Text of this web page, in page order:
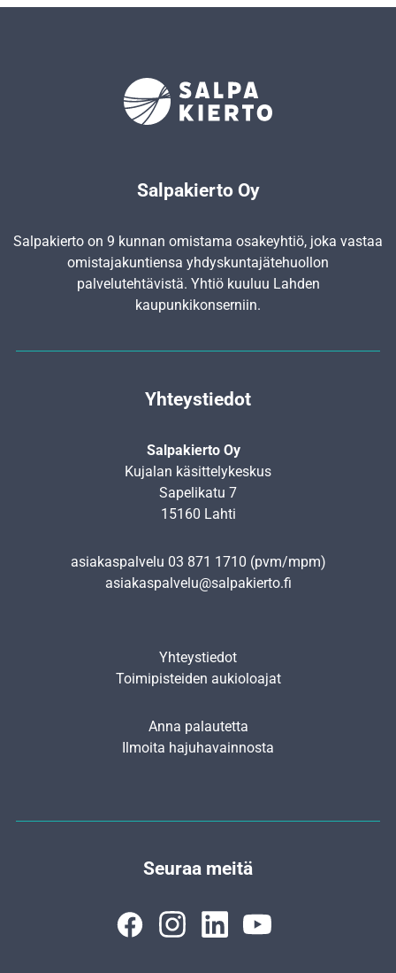
Salpakierto Oy
Salpakierto on 9 kunnan omistama osakeyhtiö, joka vastaa
omistajakuntiensa yhdyskunta­jätehuollon
palvelutehtävistä. Yhtiö kuuluu Lahden
kaupunkikonserniin.
Yhteystiedot
Salpakierto Oy
Kujalan käsittelykeskus
Sapelikatu 7
15160 Lahti
asiakaspalvelu 03 871 1710 (pvm/mpm)
asiakaspalvelu@salpakierto.fi
Yhteystiedot
Toimipisteiden aukioloajat
Anna palautetta
Ilmoita hajuhavainnosta
Seuraa meitä